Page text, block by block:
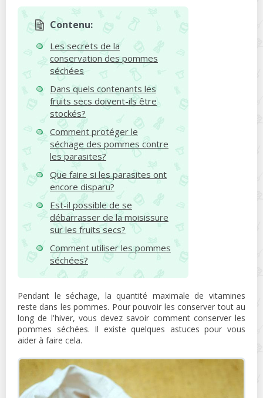
Contenu:
Les secrets de la
conservation des pommes
séchées
Dans quels contenants les
fruits secs doivent-ils être
stockés?
Comment protéger le
séchage des pommes contre
les parasites?
Que faire si les parasites ont
encore disparu?
Est-il possible de se
débarrasser de la moisissure
sur les fruits secs?
Comment utiliser les pommes
séchées?
Pendant le séchage, la quantité maximale de vitamines
reste dans les pommes. Pour pouvoir les conserver tout au
long de l'hiver, vous devez savoir comment conserver les
pommes séchées. Il existe quelques astuces pour vous
aider à faire cela.